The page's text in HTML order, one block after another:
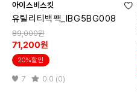
아이스비스킷
유틸리티백팩_IBG5BG008
89,000원
71,200원
20%할인
7 0.0 (0)